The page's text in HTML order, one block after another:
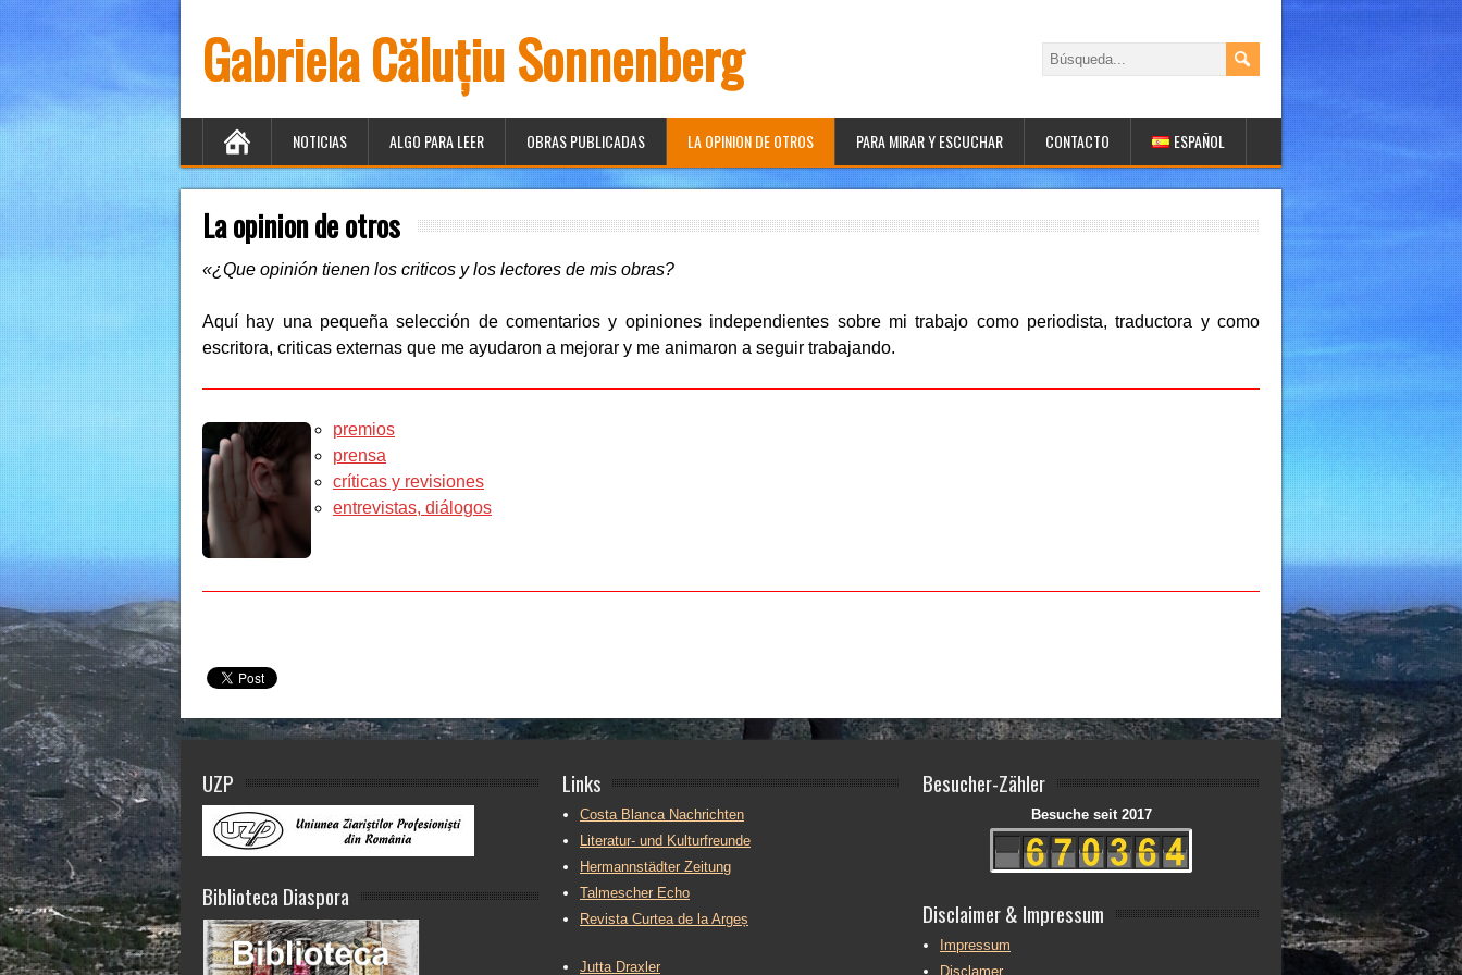
Gabriela Căluțiu Sonnenberg
NOTICIAS ALGO PARA LEER OBRAS PUBLICADAS LA OPINION DE OTROS PARA MIRAR Y ESCUCHAR CONTACTO ESPAÑOL
La opinion de otros
«¿Que opinión tienen los criticos y los lectores de mis obras?
Aquí hay una pequeña selección de comentarios y opiniones independientes sobre mi trabajo como periodista, traductora y como
escritora, criticas externas que me ayudaron a mejorar y me animaron a seguir trabajando.
premios
prensa
críticas y revisiones
entrevistas, diálogos
UZP
Biblioteca Diaspora
Links
Costa Blanca Nachrichten
Literatur- und Kulturfreunde
Hermannstädter Zeitung
Talmescher Echo
Revista Curtea de la Argeș
Jutta Draxler
Besucher-Zähler
Besuche seit 2017
Disclaimer & Impressum
Impressum
Disclamer